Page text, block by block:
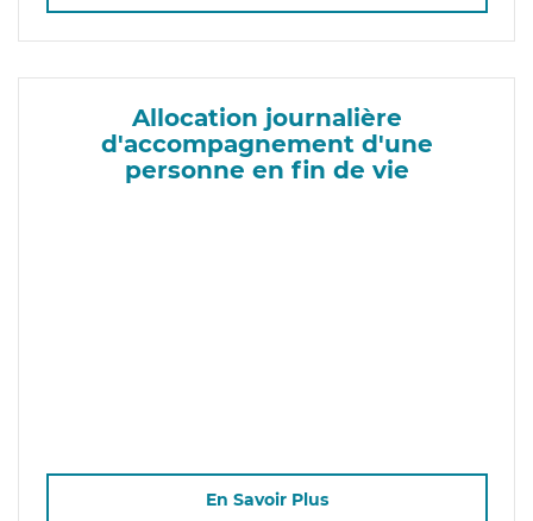
Allocation journalière
d'accompagnement d'une
personne en fin de vie
En Savoir Plus